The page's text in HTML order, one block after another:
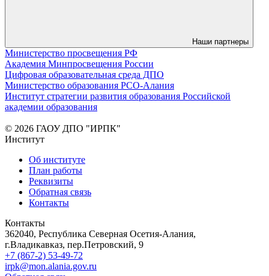
Наши партнеры
Министерство просвещения РФ
Академия Минпросвещения России
Цифровая образовательная среда ДПО
Министерство образования РСО-Алания
Институт стратегии развития образования Российской
академии образования
© 2026 ГАОУ ДПО "ИРПК"
Институт
Об институте
План работы
Реквизиты
Обратная связь
Контакты
Контакты
362040, Республика Северная Осетия-Алания,
г.Владикавказ, пер.Петровский, 9
+7 (867-2) 53-49-72
irpk@mon.alania.gov.ru